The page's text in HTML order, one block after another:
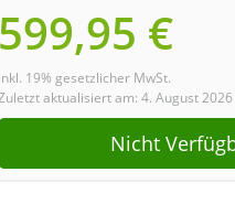
599,95 €
inkl. 19% gesetzlicher MwSt.
aktualisiert am: 4. August 2026
Nicht